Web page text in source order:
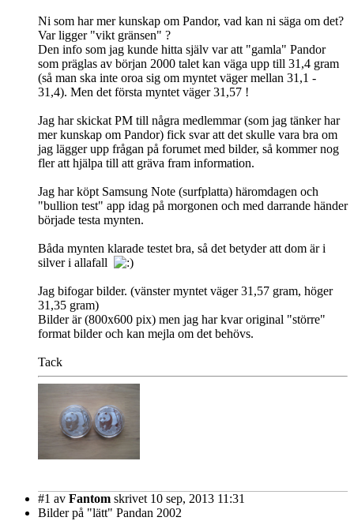
Ni som har mer kunskap om Pandor, vad kan ni säga om det?
Var ligger "vikt gränsen" ?
Den info som jag kunde hitta själv var att "gamla" Pandor
som präglas av början 2000 talet kan väga upp till 31,4 gram
(så man ska inte oroa sig om myntet väger mellan 31,1 -
31,4). Men det första myntet väger 31,57 !
Jag har skickat PM till några medlemmar (som jag tänker har
mer kunskap om Pandor) fick svar att det skulle vara bra om
jag lägger upp frågan på forumet med bilder, så kommer nog
fler att hjälpa till att gräva fram information.
Jag har köpt Samsung Note (surfplatta) häromdagen och
"bullion test" app idag på morgonen och med darrande händer
började testa mynten.
Båda mynten klarade testet bra, så det betyder att dom är i
silver i allafall
Jag bifogar bilder. (vänster myntet väger 31,57 gram, höger
31,35 gram)
Bilder är (800x600 pix) men jag har kvar original "större"
format bilder och kan mejla om det behövs.
Tack
#1 av Fantom skrivet 10 sep, 2013 11:31
Bilder på "lätt" Pandan 2002